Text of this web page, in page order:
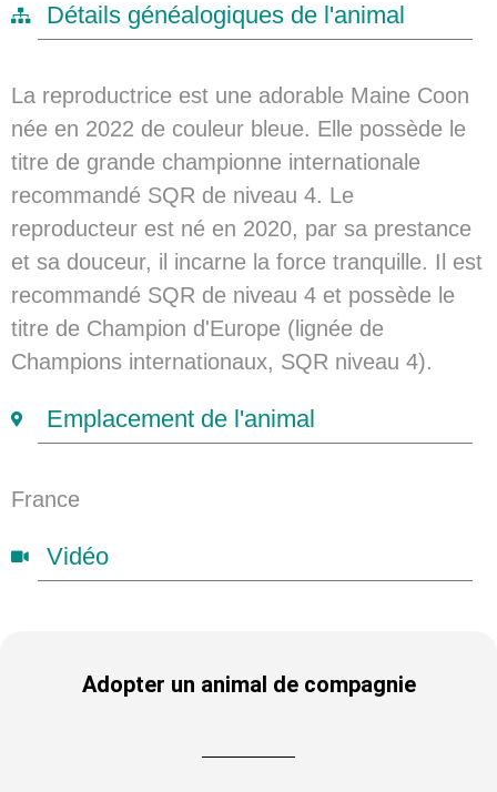
Détails généalogiques de l'animal
La reproductrice est une adorable Maine Coon
née en 2022 de couleur bleue. Elle possède le
titre de grande championne internationale
recommandé SQR de niveau 4. Le
reproducteur est né en 2020, par sa prestance
et sa douceur, il incarne la force tranquille. Il est
recommandé SQR de niveau 4 et possède le
titre de Champion d'Europe (lignée de
Champions internationaux, SQR niveau 4).
Emplacement de l'animal
France
Vidéo
Adopter un animal de compagnie